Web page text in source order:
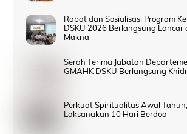
Rapat dan Sosialisasi Program
DSKU 2026 Berlangsung Lancar
Makna
Serah Terima Jabatan
GMAHK DSKU Berlangsung
Perkuat Spiritualitas Awal
Laksanakan 10 Hari Berdoa